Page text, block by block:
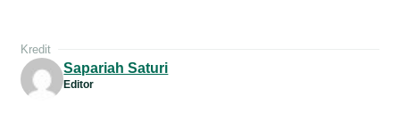
Kredit
Sapariah Saturi
Editor